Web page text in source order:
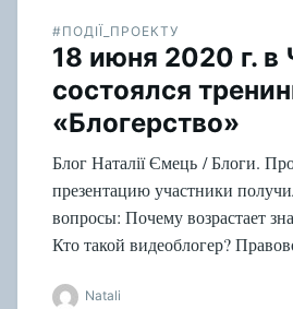
#ПОДІЇ_ПРОЕКТУ
18 июня 2020 г. в
состоялся
«Блогерство»
Блог Наталії Ємець / Блоги.
презентацию участники
вопросы: Почему возрастает
Кто такой видеоблогер?
Natali